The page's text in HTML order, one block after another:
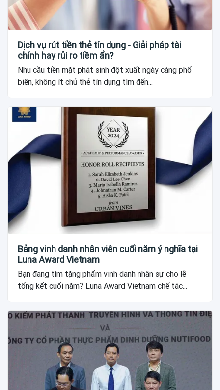
Dịch vụ rút tiền thẻ tín dụng - Giải pháp tài
chính hay rủi ro tiềm ẩn?
Nhu cầu tiền mặt phát sinh đột xuất ngày càng phổ
biến, không ít chủ thẻ tín dụng tìm đến...
Bảng vinh danh nhân viên cuối năm ý nghĩa tại
Luna Award Vietnam
Bạn đang tìm tặng phẩm vinh danh nhân sự cho lễ
tổng kết cuối năm? Luna Award Vietnam chế tác...